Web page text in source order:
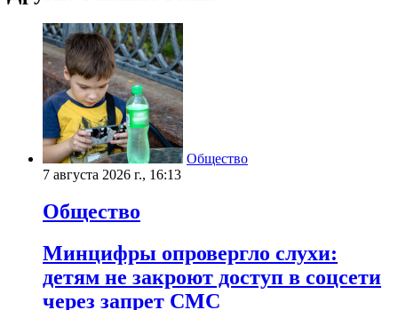
Общество
7 августа 2026 г., 16:13
Общество
Минцифры опровергло слухи:
детям не закроют доступ в соцсети
через запрет СМС